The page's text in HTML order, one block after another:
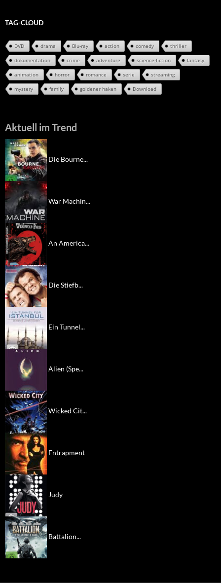
TAG-CLOUD
DVD drama Blu-ray action comedy thriller
dokumentation crime adventure science-fiction fantasy
animation horror romance serie streaming
mystery family goldener haken Download
Aktuell im Trend
Die Bourne...
War Machin...
An America...
Die Stiefb...
Ein Tunnel...
Alien (Spe...
Wicked Cit...
Entrapment
Judy
Battalion...